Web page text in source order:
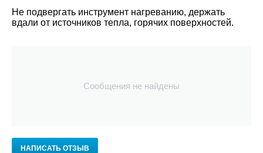
Не подвергать инструмент нагреванию, держать
вдали от источников тепла, горячих поверхностей.
Сообщения не найдены
НАПИСАТЬ ОТЗЫВ